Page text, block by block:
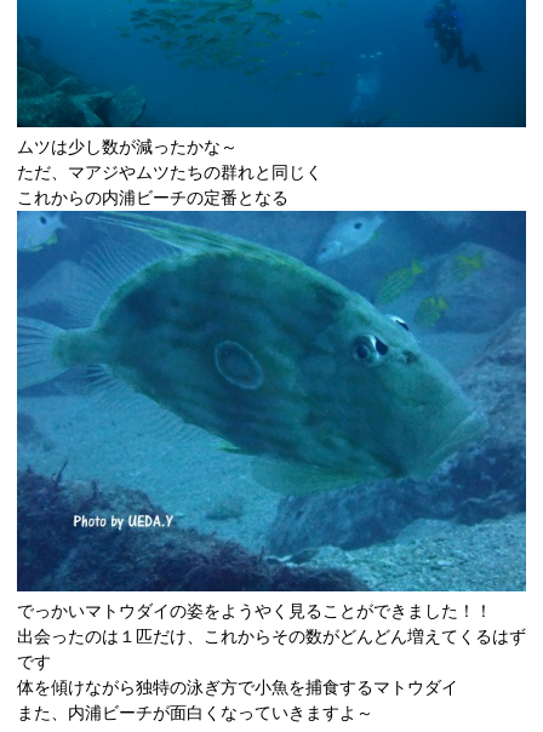
ムツは少し数が減ったかな～
ただ、マアジやムツたちの群れと同じく
これからの内浦ビーチの定番となる
でっかいマトウダイの姿をようやく見ることができました！！
出会ったのは１匹だけ、これからその数がどんどん増えてくるはず
です
体を傾けながら独特の泳ぎ方で小魚を捕食するマトウダイ
また、内浦ビーチが面白くなっていきますよ～